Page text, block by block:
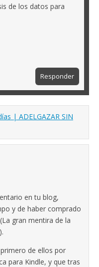
de los datos para
Responder
| ADELGAZAR SIN
en tu blog,
y de haber comprado
gran mentira de la
de ellos por
para Kindle, y que tras